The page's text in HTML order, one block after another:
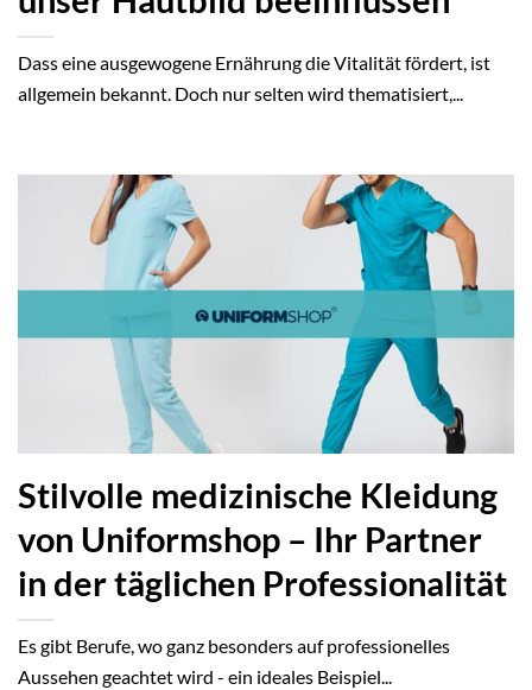
Dass eine ausgewogene Ernährung die Vitalität fördert, ist
allgemein bekannt. Doch nur selten wird thematisiert,...
Stilvolle medizinische Kleidung
von Uniformshop – Ihr Partner
in der täglichen Professionalität
Es gibt Berufe, wo ganz besonders auf professionelles
Aussehen geachtet wird - ein ideales Beispiel...